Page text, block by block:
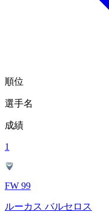
順位
選手名
成績
1
FW 99
ルーカス バルセロス